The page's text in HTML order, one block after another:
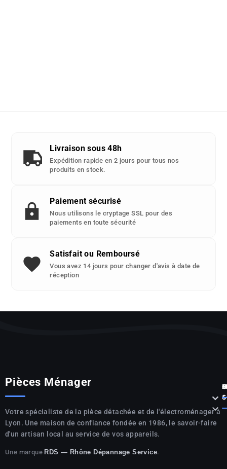
Livraison sous 48h
Expédition rapide en 2 jours pour tous nos
produits en stock.
Paiement sécurisé
Nous utilisons le cryptage SSL pour des
paiements en toute sécurité
Satisfait ou Remboursé
Vous avez 14 jours pour changer d'avis à date de
réception
Pièces Ménager
Votre spécialiste de la pièce détachée et de l'électroménager à
Lyon. Une maison de confiance fondée en 1986, le savoir-faire
d'un artisan local au service de vos appareils.
Une marque RDS — Rhône Dépannage Service.



